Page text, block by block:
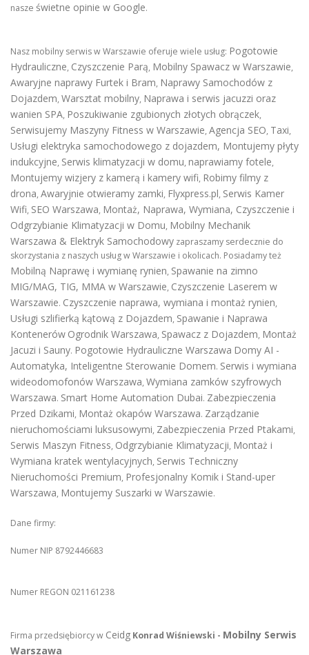
nasze świetne opinie w Google.
Nasz mobilny serwis w Warszawie oferuje wiele usług: Pogotowie
Hydrauliczne, Czyszczenie Parą, Mobilny Spawacz w Warszawie,
Awaryjne naprawy Furtek i Bram, Naprawy Samochodów z
Dojazdem, Warsztat mobilny, Naprawa i serwis jacuzzi oraz
wanien SPA, Poszukiwanie zgubionych złotych obrączek,
Serwisujemy Maszyny Fitness w Warszawie, Agencja SEO, Taxi,
Usługi elektryka samochodowego z dojazdem, Montujemy płyty
indukcyjne, Serwis klimatyzacji w domu, naprawiamy fotele,
Montujemy wizjery z kamerą i kamery wifi, Robimy filmy z
drona, Awaryjnie otwieramy zamki, Flyxpress.pl, Serwis Kamer
Wifi, SEO Warszawa, Montaż, Naprawa, Wymiana, Czyszczenie i
Odgrzybianie Klimatyzacji w Domu, Mobilny Mechanik
Warszawa & Elektryk Samochodowy zapraszamy serdecznie do
skorzystania z naszych usług w Warszawie i okolicach. Posiadamy też
Mobilną Naprawę i wymianę rynien, Spawanie na zimno
MIG/MAG, TIG, MMA w Warszawie, Czyszczenie Laserem w
Warszawie. Czyszczenie naprawa, wymiana i montaż rynien,
Usługi szlifierką kątową z Dojazdem, Spawanie i Naprawa
Kontenerów Ogrodnik Warszawa, Spawacz z Dojazdem, Montaż
Jacuzi i Sauny. Pogotowie Hydrauliczne Warszawa Domy AI -
Automatyka, Inteligentne Sterowanie Domem. Serwis i wymiana
wideodomofonów Warszawa, Wymiana zamków szyfrowych
Warszawa. Smart Home Automation Dubai. Zabezpieczenia
Przed Dzikami, Montaż okapów Warszawa. Zarządzanie
nieruchomościami luksusowymi, Zabezpieczenia Przed Ptakami,
Serwis Maszyn Fitness, Odgrzybianie Klimatyzacji, Montaż i
Wymiana kratek wentylacyjnych, Serwis Techniczny
Nieruchomości Premium, Profesjonalny Komik i Stand-uper
Warszawa, Montujemy Suszarki w Warszawie.
Dane firmy:
Numer NIP 8792446683
Numer REGON 021161238
Firma przedsiębiorcy w Ceidg Konrad Wiśniewski - Mobilny Serwis
Warszawa